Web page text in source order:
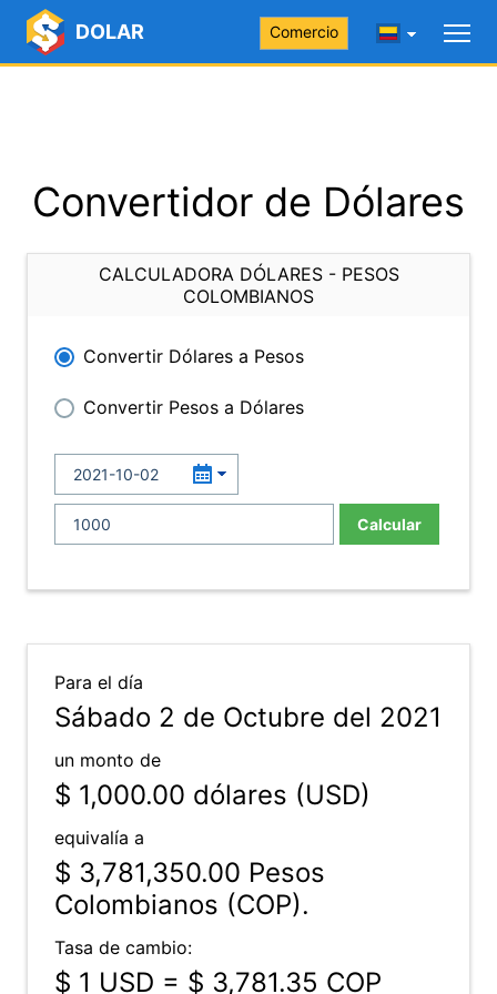
DOLAR Comercio
Convertidor de Dólares
CALCULADORA DÓLARES - PESOS
COLOMBIANOS
Convertir Dólares a Pesos
Convertir Pesos a Dólares
Calcular
Para el día
Sábado 2 de Octubre del 2021
un monto de
$ 1,000.00 dólares (USD)
equivalía a
$ 3,781,350.00 Pesos
Colombianos (COP).
Tasa de cambio:
$ 1 USD = $ 3,781.35 COP